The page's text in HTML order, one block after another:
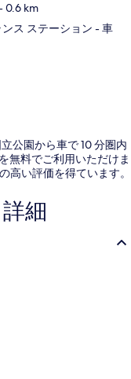
0.6 km
ス ステーション - 車
公園から車で 10 分圏内
無料でご利用いただけま
高い評価を得ています。
細